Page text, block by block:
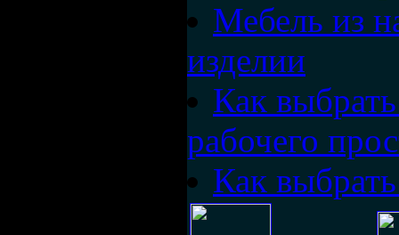
Мебель из
изделии
Как
рабочего
Как